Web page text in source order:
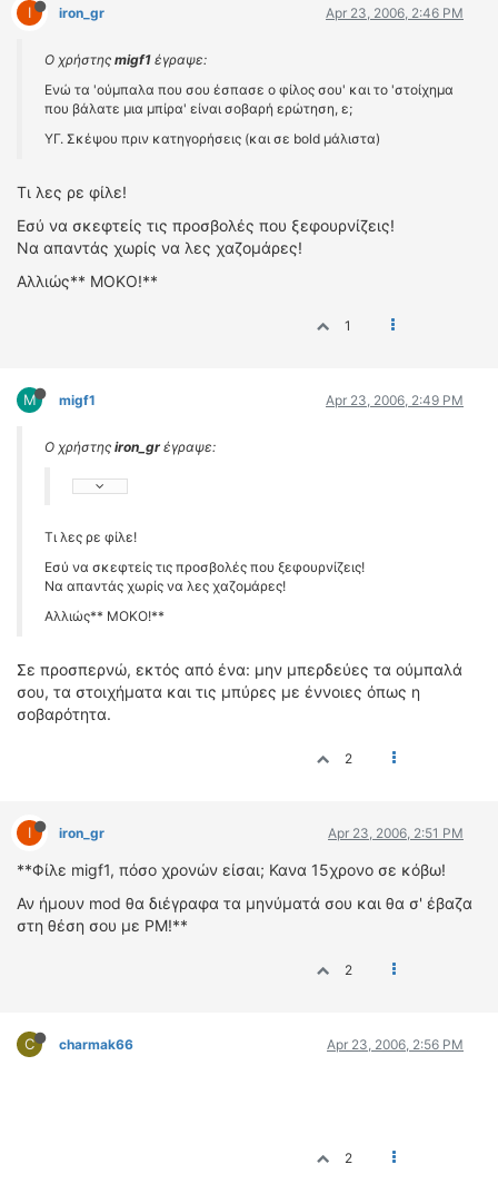
I iron_gr Apr 23, 2006, 2:46 PM
Ο χρήστης migf1 έγραψε:
Ενώ τα 'ούμπαλα που σου έσπασε ο φίλος σου' και το 'στοίχημα
που βάλατε μια μπίρα' είναι σοβαρή ερώτηση, ε;
ΥΓ. Σκέψου πριν κατηγορήσεις (και σε bold μάλιστα)
Τι λες ρε φίλε!
Εσύ να σκεφτείς τις προσβολές που ξεφουρνίζεις!
Να απαντάς χωρίς να λες χαζομάρες!
Αλλιώς** ΜΟΚΟ!**
1
M migf1 Apr 23, 2006, 2:49 PM
Ο χρήστης iron_gr έγραψε:
Τι λες ρε φίλε!
Εσύ να σκεφτείς τις προσβολές που ξεφουρνίζεις!
Να απαντάς χωρίς να λες χαζομάρες!
Αλλιώς** ΜΟΚΟ!**
Σε προσπερνώ, εκτός από ένα: μην μπερδεύες τα ούμπαλά
σου, τα στοιχήματα και τις μπύρες με έννοιες όπως η
σοβαρότητα.
2
I iron_gr Apr 23, 2006, 2:51 PM
**Φίλε migf1, πόσο χρονών είσαι; Κανα 15χρονο σε κόβω!
Αν ήμουν mod θα διέγραφα τα μηνύματά σου και θα σ' έβαζα
στη θέση σου με PM!**
2
C charmak66 Apr 23, 2006, 2:56 PM
2